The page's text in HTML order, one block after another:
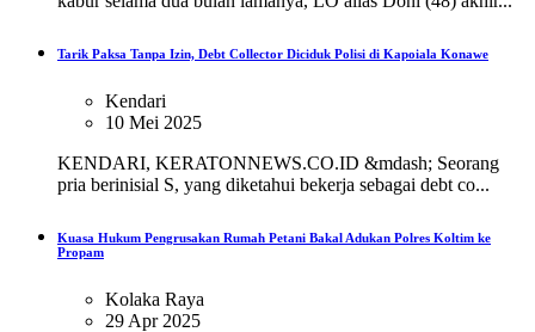
Tarik Paksa Tanpa Izin, Debt Collector Diciduk Polisi di Kapoiala Konawe
Kendari
10 Mei 2025
KENDARI, KERATONNEWS.CO.ID &mdash; Seorang
pria berinisial S, yang diketahui bekerja sebagai debt co...
Kuasa Hukum Pengrusakan Rumah Petani Bakal Adukan Polres Koltim ke
Propam
Kolaka Raya
29 Apr 2025